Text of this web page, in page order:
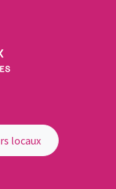
locaux